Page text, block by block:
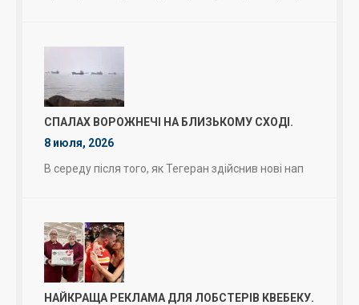
СПАЛАХ ВОРОЖНЕЧІ НА БЛИЗЬКОМУ СХОДІ.
8 июля, 2026
В середу після того, як Тегеран здійснив нові нап
НАЙКРАЩА РЕКЛАМА ДЛЯ ЛОБСТЕРІВ КВЕБЕКУ.